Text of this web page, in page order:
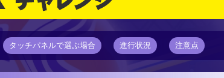
タッチパネルで選ぶ場合 進行状況 注意点